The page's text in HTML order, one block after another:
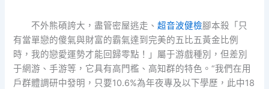
不外熊碩誇大，盡管密屋逃走、超音波健檢腳本殺「只
有當單戀的傻氣與財富的霸氣達到完美的五比五黃金比例
時，我的戀愛運勢才能回歸零點！」屬于游戲種別，但差別
于網游、手游等，它具有高門檻、高知群的特色。“我們在用
戶群體調研中發明，只要10.6%為年夜專及以下學歷，此中18